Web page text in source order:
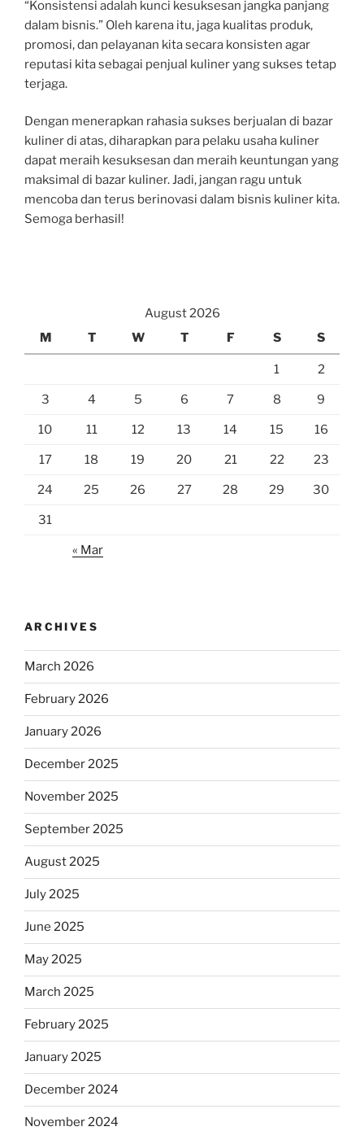
“Konsistensi adalah kunci kesuksesan jangka panjang
dalam bisnis.” Oleh karena itu, jaga kualitas produk,
promosi, dan pelayanan kita secara konsisten agar
reputasi kita sebagai penjual kuliner yang sukses tetap
terjaga.
Dengan menerapkan rahasia sukses berjualan di bazar
kuliner di atas, diharapkan para pelaku usaha kuliner
dapat meraih kesuksesan dan meraih keuntungan yang
maksimal di bazar kuliner. Jadi, jangan ragu untuk
mencoba dan terus berinovasi dalam bisnis kuliner kita.
Semoga berhasil!
August 2026
M
T W T F S S
1 2
3 4 5 6 7 8 9
10 11 12 13 14 15 16
17 18 19 20 21 22 23
24 25 26 27 28 29 30
31
« Mar
ARCHIVES
March 2026
February 2026
January 2026
December 2025
November 2025
September 2025
August 2025
July 2025
June 2025
May 2025
March 2025
February 2025
January 2025
December 2024
November 2024